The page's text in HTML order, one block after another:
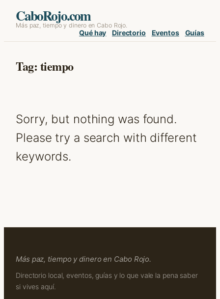
Skip
CaboRojo.com
Más paz, tiempo y dinero en Cabo Rojo.
Qué hay Directorio Eventos Guías
Tag: tiempo
Sorry, but nothing was found.
Please try a search with different
keywords.
Más paz, tiempo y dinero en Cabo Rojo.
Directorio local, eventos, guías y lo que vale la pena saber
si vives aquí.